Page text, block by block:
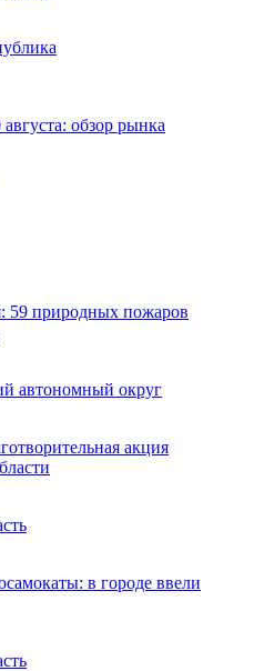
обзор рынка
59 природных пожаров
автономный округ
акция
в городе ввели